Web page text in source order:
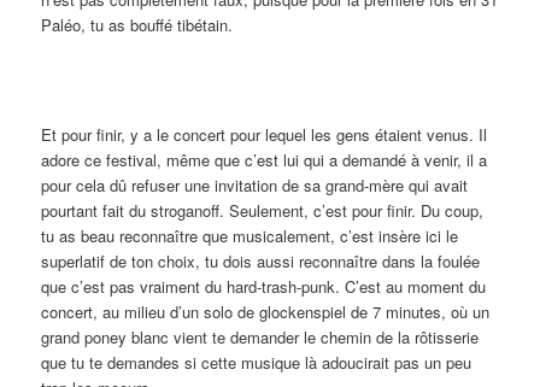
Paléo, tu as bouffé tibétain.
Et pour finir, y a le concert pour lequel les gens étaient venus. Il
adore ce festival, même que c’est lui qui a demandé à venir, il a
pour cela dû refuser une invitation de sa grand-mère qui avait
pourtant fait du stroganoff. Seulement, c’est pour finir. Du coup,
tu as beau reconnaître que musicalement, c’est insère ici le
superlatif de ton choix, tu dois aussi reconnaître dans la foulée
que c’est pas vraiment du hard-trash-punk. C’est au moment du
concert, au milieu d’un solo de glockenspiel de 7 minutes, où un
grand poney blanc vient te demander le chemin de la rôtisserie
que tu te demandes si cette musique là adoucirait pas un peu